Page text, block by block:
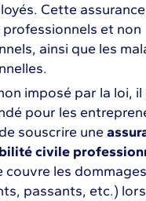
Cette
et non
ainsi que les
imposé par la loi,
pour les
souscrire une
civile
couvre les
passants, etc.) lors